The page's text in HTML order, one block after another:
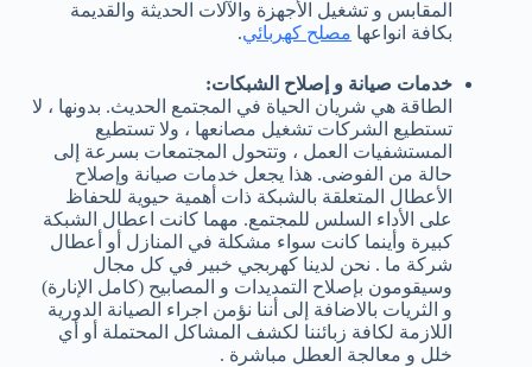
المقابس و تشغيل الأجهزة والآلات الحديثة والقديمة
بكافة انواعها مصلح كهربائي.
خدمات صيانة و إصلاح الشبكات:
الطاقة هي شريان الحياة في المجتمع الحديث. بدونها ، لا
تستطيع الشركات تشغيل مصانعها ، ولا تستطيع
المستشفيات العمل ، وتتحول المجتمعات بسرعة إلى
حالة من الفوضى. هذا يجعل خدمات صيانة وإصلاح
الأعطال المتعلقة بالشبكة ذات أهمية حيوية للحفاظ
على الأداء السلس للمجتمع. مهما كانت اعطال الشبكة
كبيرة وأينما كانت سواء مشكلة في المنازل أو أعطال
شركة ما . نحن لدينا كهربجي خبير في كل مجال
وسيقومون بإصلاح التمديدات و المصابيح (كامل الإنارة)
و الثريات بالاضافة إلى أننا نؤمن اجراء الصيانة الدورية
اللازمة لكافة زبائننا لكشف المشاكل المحتملة أو أي
خلل و معالجة العطل مباشرة .